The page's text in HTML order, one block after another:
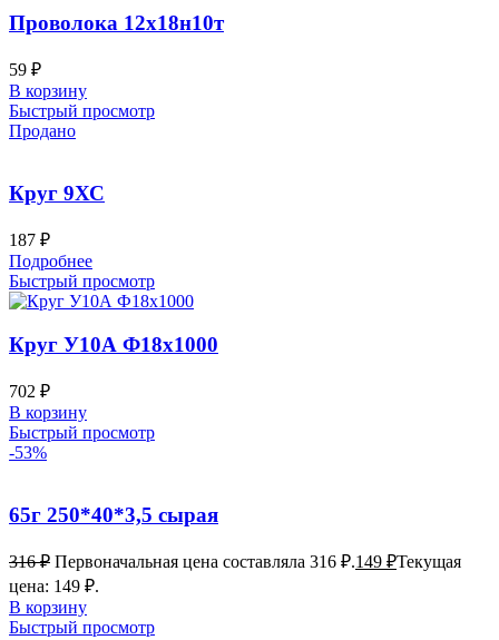
Проволока 12х18н10т
59 ₽
В корзину
Быстрый просмотр
Продано
Круг 9ХС
187 ₽
Подробнее
Быстрый просмотр
Круг У10А Ф18х1000
702 ₽
В корзину
Быстрый просмотр
-53%
65г 250*40*3,5 сырая
316₽ Первоначальная цена составляла 316 ₽.149 ₽Текущая
цена: 149 ₽.
В корзину
Быстрый просмотр